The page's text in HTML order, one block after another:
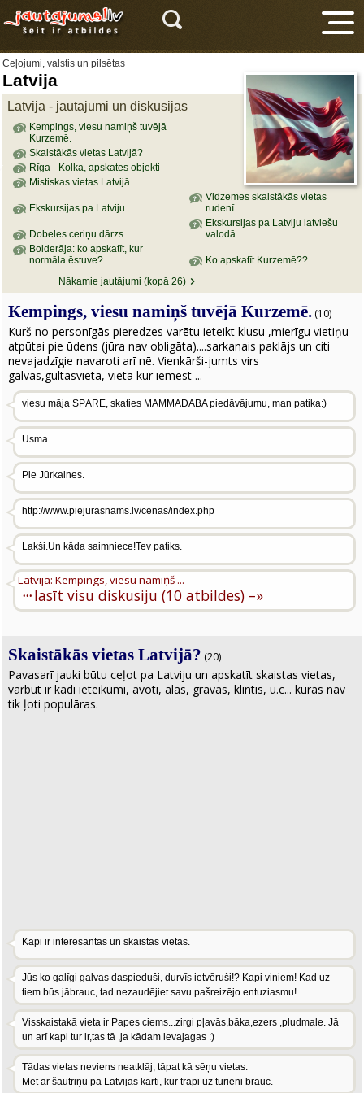
Ceļojumi, valstis un pilsētas
Latvija
Latvija - jautājumi un diskusijas
Kempings, viesu namiņš tuvējā
Kurzemē.
Skaistākās vietas Latvijā?
Rīga - Kolka, apskates objekti
Mistiskas vietas Latvijā
Ekskursijas pa Latviju
Vidzemes skaistākās vietas
rudenī
Dobeles ceriņu dārzs
Ekskursijas pa Latviju latviešu
valodā
Bolderāja: ko apskatīt, kur
normāla ēstuve?
Ko apskatīt Kurzemē??
Nākamie jautājumi (kopā 26)
Kempings, viesu namiņš tuvējā Kurzemē. (10)
Kurš no personīgās pieredzes varētu ieteikt klusu ,mierīgu vietiņu
atpūtai pie ūdens (jūra nav obligāta)....sarkanais paklājs un citi
nevajadzīgie navaroti arī nē. Vienkārši-jumts virs
galvas,gultasvieta, vieta kur iemest ...
viesu māja SPĀRE, skaties MAMMADABA piedāvājumu, man patika:)
Usma
Pie Jūrkalnes.
http://www.piejurasnams.lv/cenas/index.php
Lakši.Un kāda saimniece!Tev patiks.
···
Latvija: Kempings, viesu namiņš ...
lasīt visu diskusiju (10 atbildes) –»
Skaistākās vietas Latvijā? (20)
Pavasarī jauki būtu ceļot pa Latviju un apskatīt skaistas vietas,
varbūt ir kādi ieteikumi, avoti, alas, gravas, klintis, u.c... kuras nav
tik ļoti populāras.
Kapi ir interesantas un skaistas vietas.
Jūs ko galīgi galvas daspieduši, durvīs ietvēruši!? Kapi viņiem! Kad uz
tiem būs jābrauc, tad nezaudējiet savu pašreizējo entuziasmu!
Visskaistakā vieta ir Papes ciems...zirgi pļavās,bāka,ezers ,pludmale. Jā
un arī kapi tur ir,tas tā ,ja kādam ievajagas :)
Tādas vietas neviens neatklāj, tāpat kā sēņu vietas.
Met ar šautriņu pa Latvijas karti, kur trāpi uz turieni brauc.